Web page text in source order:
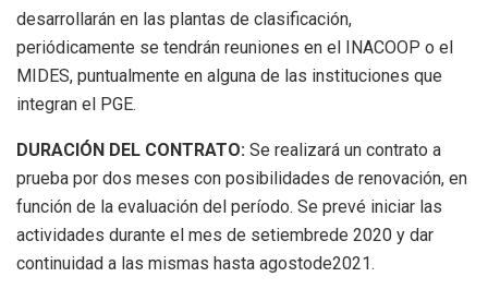
desarrollarán en las plantas de clasificación,
periódicamente se tendrán reuniones en el INACOOP o el
MIDES, puntualmente en alguna de las instituciones que
integran el PGE.
DURACIÓN DEL CONTRATO: Se realizará un contrato a
prueba por dos meses con posibilidades de renovación, en
función de la evaluación del período. Se prevé iniciar las
actividades durante el mes de setiembrede 2020 y dar
continuidad a las mismas hasta agostode2021.